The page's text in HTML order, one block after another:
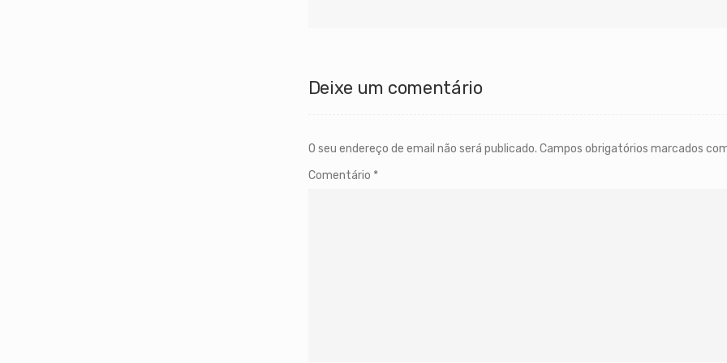
Deixe um comentário
O seu endereço de email não será publicado. Campos obrigatórios marcados
Comentário *